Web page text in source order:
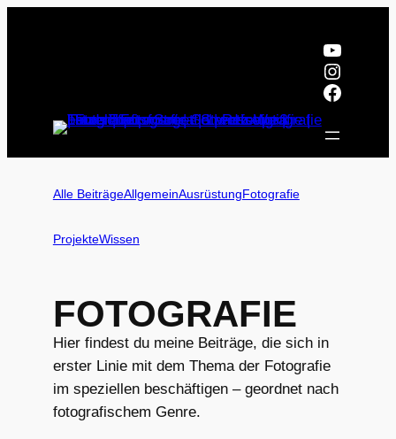
Alle BeiträgeAllgemeinAusrüstungFotografie
ProjekteWissen
FOTOGRAFIE
Hier findest du meine Beiträge, die sich in
erster Linie mit dem Thema der Fotografie
im speziellen beschäftigen – geordnet nach
fotografischem Genre.